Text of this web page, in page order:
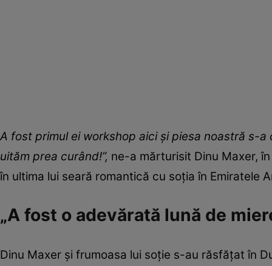
A fost primul ei workshop aici și piesa noastră s-
uităm prea curând!”, ne-a mărturisit Dinu Maxer,
în ultima lui seară romantică cu soția în Emiratele
„A fost o adevărată lună de
Dinu Maxer și frumoasa lui soție s-au răsfățat în